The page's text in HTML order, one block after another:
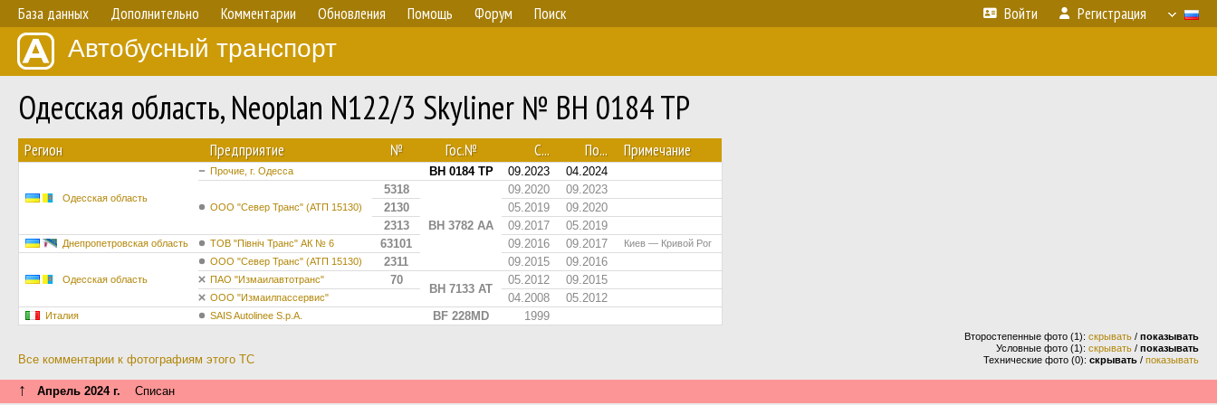
База данных Дополнительно Комментарии Обновления Помощь Форум Поиск Войти Регистрация
Автобусный транспорт
Одесская область, Neoplan N122/3 Skyliner № BH 0184 TP
Регион Предприятие № Гос.№ С... По... Примечание
Одесская область
Прочие, г. Одесса BH 0184 TP 09.2023 04.2024
ООО "Север Транс" (АТП 15130)
5318
BH 3782 AA
09.2020
09.2023
2130
05.2019
09.2020
2313
09.2017 05.2019
Днепропетровская область ТОВ "Північ Транс" АК № 6 63101 09.2016 09.2017 Киев — Кривой Рог
Одесская область
ООО "Север Транс" (АТП 15130) 2311 09.2015 09.2016
ПАО "Измаилавтотранс" 70
BH 7133 AT
05.2012 09.2015
ООО "Измаилпассервис" 04.2008 05.2012
Италия SAIS Autolinee S.p.A. BF 228MD 1999
Все комментарии к фотографиям этого ТС
Второстепенные фото (1): скрывать / показывать
Условные фото (1): скрывать / показывать
Технические фото (0): скрывать / показывать
↑ Апрель 2024 г. Списан